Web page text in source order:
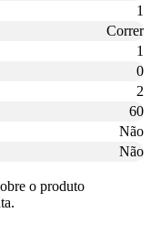
1
Correr
1
0
2
60
Não
Não
o produto